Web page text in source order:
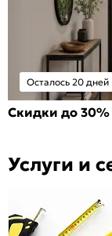
Осталось 20 дней
Скидки до
Услуги и